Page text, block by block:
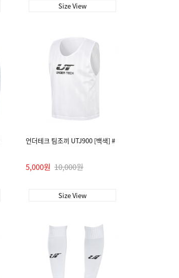
Size View
언더테크 팀조끼 UTJ900 [백색] #
5,000원 10,000원
Size View